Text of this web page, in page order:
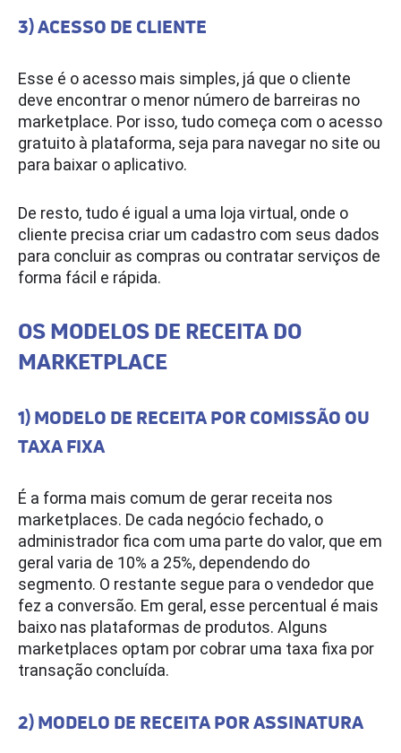
3) ACESSO DE CLIENTE
Esse é o acesso mais simples, já que o cliente
deve encontrar o menor número de barreiras no
marketplace. Por isso, tudo começa com o acesso
gratuito à plataforma, seja para navegar no site ou
para baixar o aplicativo.
De resto, tudo é igual a uma loja virtual, onde o
cliente precisa criar um cadastro com seus dados
para concluir as compras ou contratar serviços de
forma fácil e rápida.
OS MODELOS DE RECEITA DO
MARKETPLACE
1) MODELO DE RECEITA POR COMISSÃO OU
TAXA FIXA
É a forma mais comum de gerar receita nos
marketplaces. De cada negócio fechado, o
administrador fica com uma parte do valor, que em
geral varia de 10% a 25%, dependendo do
segmento. O restante segue para o vendedor que
fez a conversão. Em geral, esse percentual é mais
baixo nas plataformas de produtos. Alguns
marketplaces optam por cobrar uma taxa fixa por
transação concluída.
2) MODELO DE RECEITA POR ASSINATURA